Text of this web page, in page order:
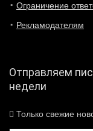
Ограничение
Рекламодателям
Отправляем
недели
Только свежие